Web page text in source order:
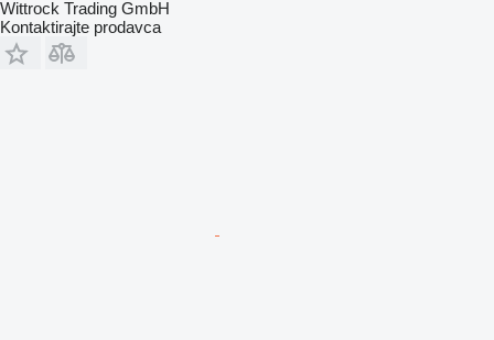
Wittrock Trading GmbH
Kontaktirajte prodavca